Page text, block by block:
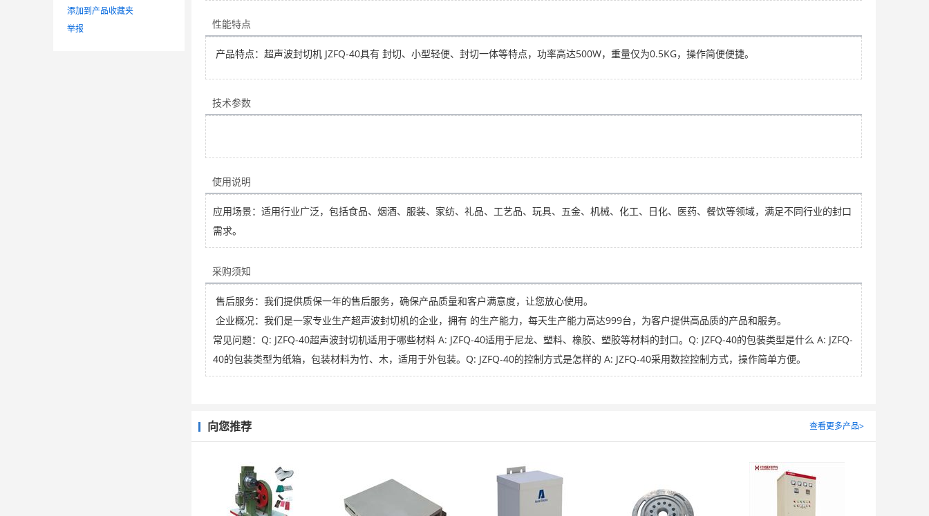
铝镁锰板金属屋面 防火 工业建筑屋面保温板
添加到产品收藏夹
举报
性能特点
产品特点：超声波封切机 JZFQ-40具有 封切、小型轻便、封切一体等特点，功率高达500W，重量仅为0.5KG，操作简便便捷。
技术参数
使用说明
应用场景：适用行业广泛，包括食品、烟酒、服装、家纺、礼品、工艺品、玩具、五金、机械、化工、日化、医药、餐饮等领域，满足不同行业的封口
需求。
采购须知
售后服务：我们提供质保一年的售后服务，确保产品质量和客户满意度，让您放心使用。
企业概况：我们是一家专业生产超声波封切机的企业，拥有 的生产能力，每天生产能力高达999台，为客户提供高品质的产品和服务。
常见问题：Q: JZFQ-40超声波封切机适用于哪些材料 A: JZFQ-40适用于尼龙、塑料、橡胶、塑胶等材料的封口。Q: JZFQ-40的包装类型是什么 A: JZFQ-
40的包装类型为纸箱，包装材料为竹、木，适用于外包装。Q: JZFQ-40的控制方式是怎样的 A: JZFQ-40采用数控控制方式，操作简单方便。
查看更多产品>
向您推荐